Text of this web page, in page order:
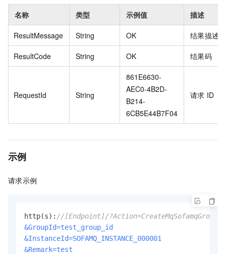
名称 类型 示例值 描述
ResultMessage String OK 结果描述
ResultCode String OK 结果码
RequestId String
861E6630-
AEC0-4B2D-
B214-
6CB5E44B7F04
请求 ID
示例
请求示例
http(s): //[Endpoint]/?Action=CreateMqSofamqGroup
&GroupId=test_group_id
&InstanceId=SOFAMQ_INSTANCE_000001
&Remark=test